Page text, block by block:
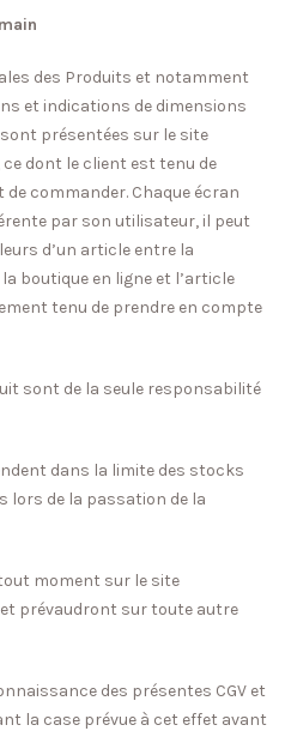
des Produits et notamment
et indications de dimensions
présentées sur le site
dont le client est tenu de
commander. Chaque écran
par son utilisateur, il peut
d’un article entre la
boutique en ligne et l’article
tenu de prendre en compte
sont de la seule responsabilité
dans la limite des stocks
lors de la passation de la
moment sur le site
prévaudront sur toute autre
des présentes CGV et
la case prévue à cet effet avant